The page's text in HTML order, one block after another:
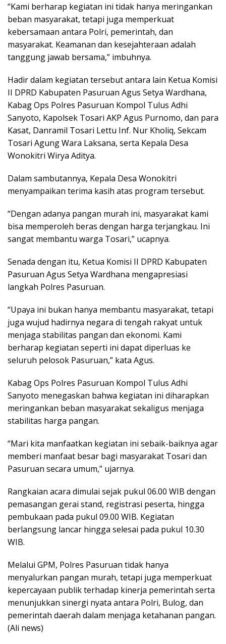
“Kami berharap kegiatan ini tidak hanya meringankan
beban masyarakat, tetapi juga memperkuat
kebersamaan antara Polri, pemerintah, dan
masyarakat. Keamanan dan kesejahteraan adalah
tanggung jawab bersama,” imbuhnya.
Hadir dalam kegiatan tersebut antara lain Ketua Komisi
II DPRD Kabupaten Pasuruan Agus Setya Wardhana,
Kabag Ops Polres Pasuruan Kompol Tulus Adhi
Sanyoto, Kapolsek Tosari AKP Agus Purnomo, dan para
Kasat, Danramil Tosari Lettu Inf. Nur Kholiq, Sekcam
Tosari Agung Wara Laksana, serta Kepala Desa
Wonokitri Wirya Aditya.
Dalam sambutannya, Kepala Desa Wonokitri
menyampaikan terima kasih atas program tersebut.
“Dengan adanya pangan murah ini, masyarakat kami
bisa memperoleh beras dengan harga terjangkau. Ini
sangat membantu warga Tosari,” ucapnya.
Senada dengan itu, Ketua Komisi II DPRD Kabupaten
Pasuruan Agus Setya Wardhana mengapresiasi
langkah Polres Pasuruan.
“Upaya ini bukan hanya membantu masyarakat, tetapi
juga wujud hadirnya negara di tengah rakyat untuk
menjaga stabilitas pangan dan ekonomi. Kami
berharap kegiatan seperti ini dapat diperluas ke
seluruh pelosok Pasuruan,” kata Agus.
Kabag Ops Polres Pasuruan Kompol Tulus Adhi
Sanyoto menegaskan bahwa kegiatan ini diharapkan
meringankan beban masyarakat sekaligus menjaga
stabilitas harga pangan.
“Mari kita manfaatkan kegiatan ini sebaik-baiknya agar
memberi manfaat besar bagi masyarakat Tosari dan
Pasuruan secara umum,” ujarnya.
Rangkaian acara dimulai sejak pukul 06.00 WIB dengan
pemasangan gerai stand, registrasi peserta, hingga
pembukaan pada pukul 09.00 WIB. Kegiatan
berlangsung lancar hingga selesai pada pukul 10.30
WIB.
Melalui GPM, Polres Pasuruan tidak hanya
menyalurkan pangan murah, tetapi juga memperkuat
kepercayaan publik terhadap kinerja pemerintah serta
menunjukkan sinergi nyata antara Polri, Bulog, dan
pemerintah daerah dalam menjaga ketahanan pangan.
(Ali news)